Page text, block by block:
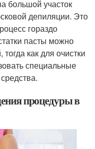
большой участок
депиляции. Это
гораздо
пасты можно
как для очистки
специальные
процедуры в